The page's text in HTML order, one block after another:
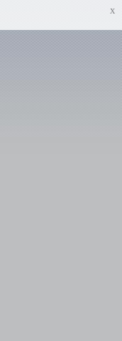
X